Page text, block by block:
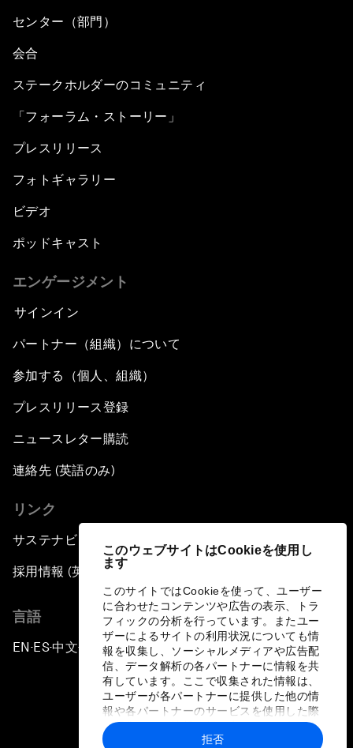
このウェブサイトはCookieを使用し
ます
このサイトではCookieを使って、ユーザー
に合わせたコンテンツや広告の表示、トラ
フィックの分析を行っています。またユー
ザーによるサイトの利用状況についても情
報を収集し、ソーシャルメディアや広告配
信、データ解析の各パートナーに情報を共
有しています。ここで収集された情報は、
ユーザーが各パートナーに提供した他の情
報や各パートナーのサービスを使用した際
に収集された情報と組み合わされ、各パー
トナーによって使用されることがありま
拒否
センター（部門）
会合
ステークホルダーのコミュニティ
「フォーラム・ストーリー」
プレスリリース
フォトギャラリー
ビデオ
ポッドキャスト
エンゲージメント
サインイン
パートナー（組織）について
参加する（個人、組織）
プレスリリース登録
ニュースレター購読
連絡先 (英語のみ)
リンク
サステナビリティへの取り組み
採用情報 (英語のみ)
言語
EN ▪ES▪中文▪ 日本語